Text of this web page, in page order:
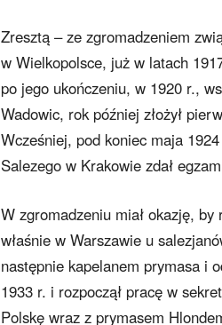
Zresztą – ze zgromadzeniem
w Wielkopolsce, już w latach
po jego ukończeniu, w 1920 r.,
Wadowic, rok później złożył
Wcześniej, pod koniec maja
Salezego w Krakowie zdał
W zgromadzeniu miał okazję,
właśnie w Warszawie u
następnie kapelanem prymasa i
1933 r. i rozpoczął pracę w
Polskę wraz z prymasem